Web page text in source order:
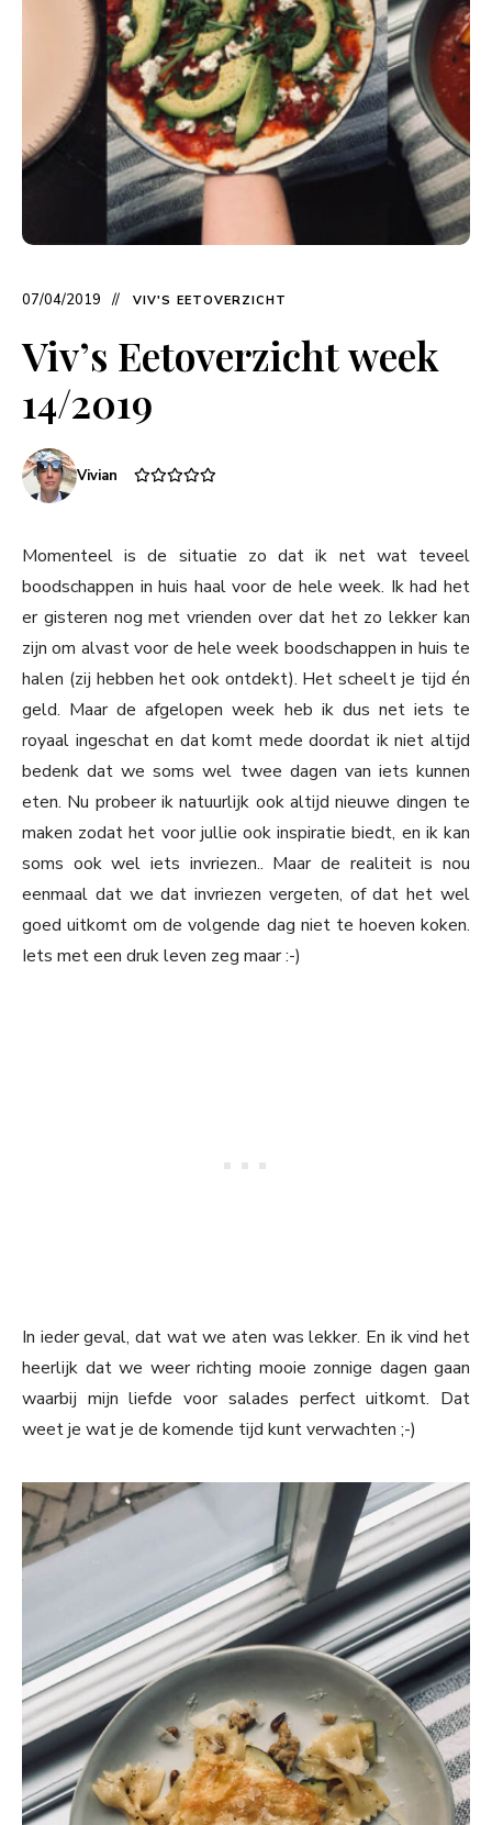
07/04/2019 VIV'S EETOVERZICHT
Viv’s Eetoverzicht week
14/2019
Vivian
Momenteel is de situatie zo dat ik net wat teveel
boodschappen in huis haal voor de hele week. Ik had het
er gisteren nog met vrienden over dat het zo lekker kan
zijn om alvast voor de hele week boodschappen in huis te
halen (zij hebben het ook ontdekt). Het scheelt je tijd én
geld. Maar de afgelopen week heb ik dus net iets te
royaal ingeschat en dat komt mede doordat ik niet altijd
bedenk dat we soms wel twee dagen van iets kunnen
eten. Nu probeer ik natuurlijk ook altijd nieuwe dingen te
maken zodat het voor jullie ook inspiratie biedt, en ik kan
soms ook wel iets invriezen.. Maar de realiteit is nou
eenmaal dat we dat invriezen vergeten, of dat het wel
goed uitkomt om de volgende dag niet te hoeven koken.
Iets met een druk leven zeg maar :-)
In ieder geval, dat wat we aten was lekker. En ik vind het
heerlijk dat we weer richting mooie zonnige dagen gaan
waarbij mijn liefde voor salades perfect uitkomt. Dat
weet je wat je de komende tijd kunt verwachten ;-)